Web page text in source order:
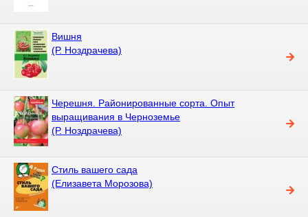
Вишня
(Р. Ноздрачева)
Черешня. Районированные сорта. Опыт
выращивания в Черноземье
(Р. Ноздрачева)
Стиль вашего сада
(Елизавета Морозова)